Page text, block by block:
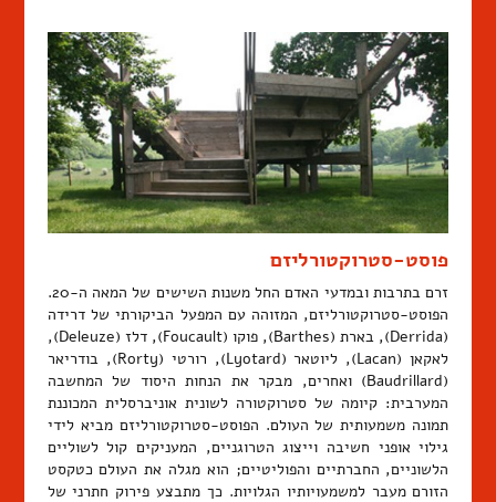
פוסט-סטרוקטורליזם
זרם בתרבות ובמדעי האדם החל משנות השישים של המאה ה-20.
הפוסט-סטרוקטורליזם, המזוהה עם המפעל הביקורתי של דרידה
(Derrida), בארת (Barthes), פוקו (Foucault), דלז (Deleuze),
לאקאן (Lacan), ליוטאר (Lyotard), רורטי (Rorty), בודריאר
(Baudrillard) ואחרים, מבקר את הנחות היסוד של המחשבה
המערבית: קיומה של סטרוקטורה לשונית אוניברסלית המכוננת
תמונה משמעותית של העולם. הפוסט-סטרוקטורליזם מביא לידי
גילוי אופני חשיבה וייצוג הטרוגניים, המעניקים קול לשוליים
הלשוניים, החברתיים והפוליטיים; הוא מגלה את העולם כטקסט
הזורם מעבר למשמעויותיו הגלויות. כך מתבצע פירוק חתרני של